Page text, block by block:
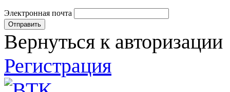
Электронная почта
Вернуться к авторизации
Регистрация